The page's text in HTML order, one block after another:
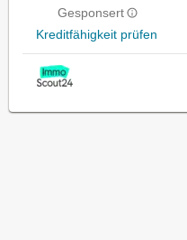
Gesponsert
Kreditfähigkeit prüfen